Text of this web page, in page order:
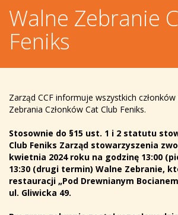
Walne Zebranie
Feniks
Zarząd CCF informuje wszystkich
Zebrania Członków Cat Club Feniks.
Stosownie do §15 ust. 1 i 2 statutu
Club Feniks Zarząd stowarzyszenia
kwietnia 2024 roku na godzinę 13:00
13:30 (drugi termin) Walne Zebranie,
restauracji „Pod Drewnianym
ul. Gliwicka 49.